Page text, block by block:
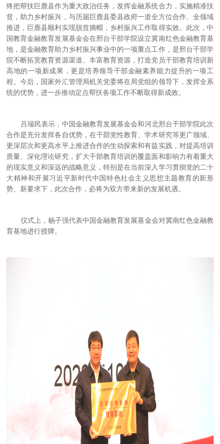
终把帮扶巨鹿县作为重大政治任务，发挥金融系统合力，实施精准扶
贫，助力乡村振兴，与历届巨鹿县委县政府一道全方位合作、全领域
推进，巨鹿县顺利实现脱贫摘帽，乡村振兴工作取得实效。此次，中
国教育金融教育发展基金会在邢台干部学院设立冀南红色金融教育基
地，是金融教育助力乡村振兴事业中的一项重点工作，是邢台干部学
院不断拓宽教育资源渠道、丰富教育资源，打造党员干部教育培训新
高地的一项新成果，更是培养领导干部金融素养能力提升的一项工
程。今后，国家外汇管理局机关党委将在局党组的领导下，发挥全系
统的优势，进一步推动定点帮扶各项工作不断取得新成效。
吕瑞民表示，中国金融教育发展基金会和河北邢台干部学院此次
合作是充分发挥各自优势，在干部党性教育、学术研究等更广领域、
更深层次和更高水平上推进合作的生动探索和有益实践，对提高培训
质量、深化理论研究，扩大干部教育培训的覆盖面和影响力有着重大
的现实意义和深远的战略意义，特别是在当前深入学习贯彻党的二十
大精神和开展习近平新时代中国特色社会主义思想主题教育的新形
势、新要求下，此次合作，必将为双方带来新的发展机遇。
仪式上，杨子强代表中国金融教育发展基金会对冀南红色金融教
育基地进行授牌。